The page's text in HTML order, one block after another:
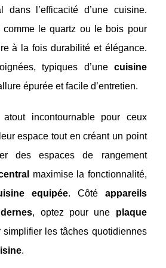
l’efficacité d’une cuisine.
comme le quartz ou le bois pour
à la fois durabilité et élégance.
typiques d’une cuisine
épurée et facile d’entretien.
incontournable pour ceux
espace tout en créant un point
des espaces de rangement
maximise la fonctionnalité,
equipée. Côté appareils
, optez pour une plaque
simplifier les tâches quotidiennes
.